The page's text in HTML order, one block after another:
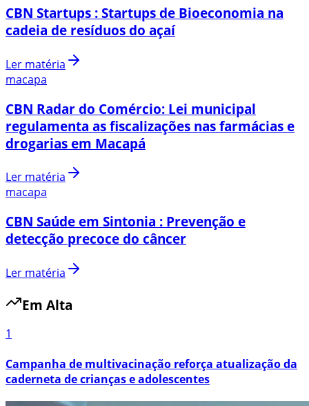
CBN Startups : Startups de Bioeconomia na
cadeia de resíduos do açaí
Ler matéria
macapa
CBN Radar do Comércio: Lei municipal
regulamenta as fiscalizações nas farmácias e
drogarias em Macapá
Ler matéria
macapa
CBN Saúde em Sintonia : Prevenção e
detecção precoce do câncer
Ler matéria
Em Alta
1
Campanha de multivacinação reforça atualização da
caderneta de crianças e adolescentes